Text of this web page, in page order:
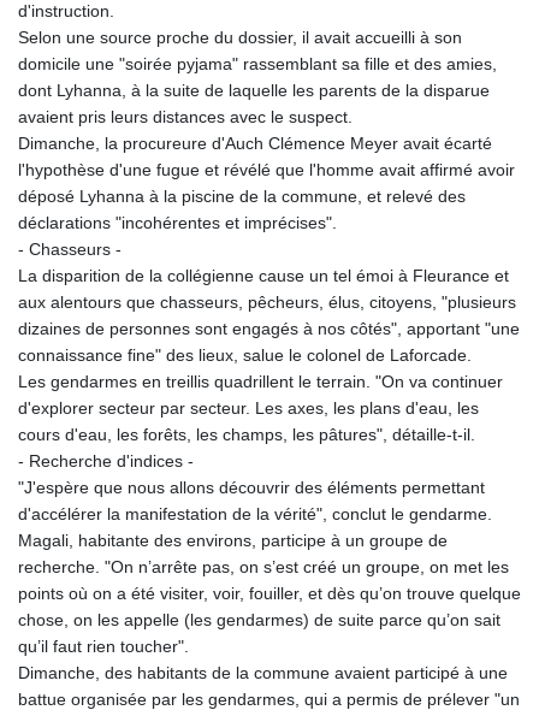
OMR 0.443552
PAB 1.153259
PEN 3.898292
PGK 5.095329
PHP 70.036572
PKR 320.176332
PLN 4.298908
PYG 6860.028033
RON 5.25556
RSD 117.322806
RUB 94.045967
RWF 1694.172109
SAR 4.331728
SBD 9.307235
SCR 16.719259
SEK 10.951378
SGD 1.479877
SLE 28.385109
SOS 659.122286
SRD 43.680858
STD 23876.134015
SVC 10.09073
SZL 18.795296
d'instruction.
Selon une source proche du dossier, il avait accueilli à son
domicile une "soirée pyjama" rassemblant sa fille et des amies,
dont Lyhanna, à la suite de laquelle les parents de la disparue
avaient pris leurs distances avec le suspect.
Dimanche, la procureure d'Auch Clémence Meyer avait écarté
l'hypothèse d'une fugue et révélé que l'homme avait affirmé avoir
déposé Lyhanna à la piscine de la commune, et relevé des
déclarations "incohérentes et imprécises".
- Chasseurs -
La disparition de la collégienne cause un tel émoi à Fleurance et
aux alentours que chasseurs, pêcheurs, élus, citoyens, "plusieurs
dizaines de personnes sont engagés à nos côtés", apportant "une
connaissance fine" des lieux, salue le colonel de Laforcade.
Les gendarmes en treillis quadrillent le terrain. "On va continuer
d'explorer secteur par secteur. Les axes, les plans d'eau, les
cours d'eau, les forêts, les champs, les pâtures", détaille-t-il.
- Recherche d'indices -
"J'espère que nous allons découvrir des éléments permettant
d'accélérer la manifestation de la vérité", conclut le gendarme.
Magali, habitante des environs, participe à un groupe de
recherche. "On n’arrête pas, on s’est créé un groupe, on met les
points où on a été visiter, voir, fouiller, et dès qu’on trouve quelque
chose, on les appelle (les gendarmes) de suite parce qu’on sait
qu’il faut rien toucher".
Dimanche, des habitants de la commune avaient participé à une
battue organisée par les gendarmes, qui a permis de prélever "un